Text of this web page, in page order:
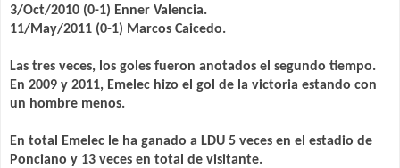
3/Oct/2010 (0-1) Enner Valencia.
11/May/2011 (0-1) Marcos Caicedo.
Las tres veces, los goles fueron anotados el segundo tiempo.
En 2009 y 2011, Emelec hizo el gol de la victoria estando con
un hombre menos.
En total Emelec le ha ganado a LDU 5 veces en el estadio de
Ponciano y 13 veces en total de visitante.